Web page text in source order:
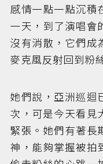
感情一點一點沉積
一天，到了演唱會
沒有消散，它們成
麥克風反射回到粉
她們說，亞洲巡迴
次，可是今天看見
緊張。她們有著長
神，能夠掌握被拍